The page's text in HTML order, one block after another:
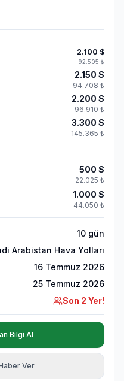
2.100 $
92.505 ₺
2.150 $
94.708 ₺
2.200 $
96.910 ₺
3.300 $
145.365 ₺
500 $
22.025 ₺
1.000 $
44.050 ₺
10 gün
Arabistan Hava Yolları
16 Temmuz 2026
25 Temmuz 2026
Son 2 Yer!
Bilgi Al
Ver